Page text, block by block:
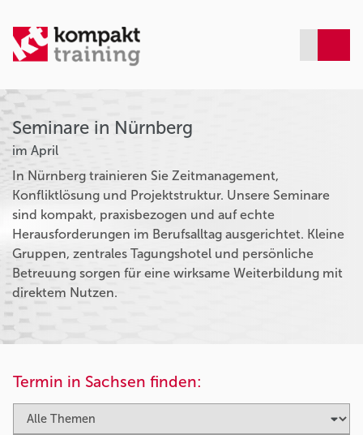
Seminare in Nürnberg
im April
In Nürnberg trainieren Sie Zeitmanagement,
Konfliktlösung und Projektstruktur. Unsere Seminare
sind kompakt, praxisbezogen und auf echte
Herausforderungen im Berufsalltag ausgerichtet. Kleine
Gruppen, zentrales Tagungshotel und persönliche
Betreuung sorgen für eine wirksame Weiterbildung mit
direktem Nutzen.
Termin in Sachsen finden: